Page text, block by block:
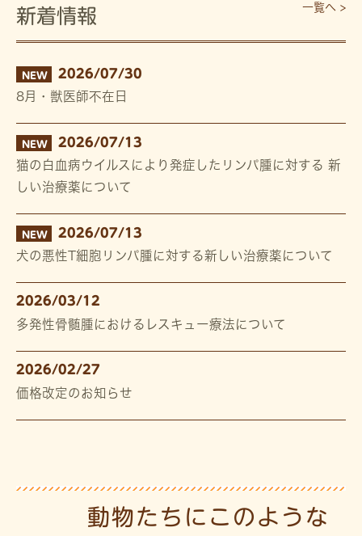
新着情報 一覧へ >
2026/07/30
NEW
8月・獣医師不在日
2026/07/13
NEW
猫の白血病ウイルスにより発症したリンパ腫に対する 新
しい治療薬について
2026/07/13
NEW
犬の悪性T細胞リンパ腫に対する新しい治療薬について
2026/03/12
多発性骨髄腫におけるレスキュー療法について
2026/02/27
価格改定のお知らせ
動物たちにこのような